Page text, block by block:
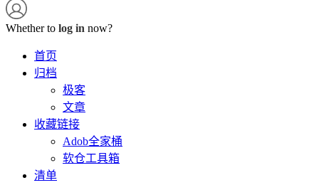
Whether to log in now?
首页
归档
极客
文章
收藏链接
Adob全家桶
软仓工具箱
清单